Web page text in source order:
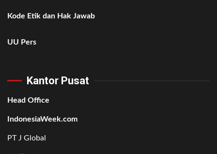
Kode Etik dan Hak Jawab
UU Pers
Kantor Pusat
Head Office
IndonesiaWeek.com
PT J Global